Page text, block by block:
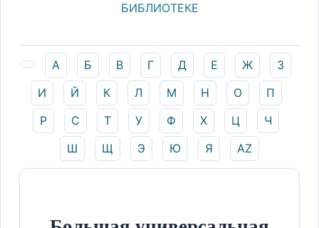
БИБЛИОТЕКЕ
А Б В Г Д Е Ж
З
И
Й К Л М Н О
П
Р
С Т У Ф Х Ц
Ч
Ш
Щ Э Ю Я AZ